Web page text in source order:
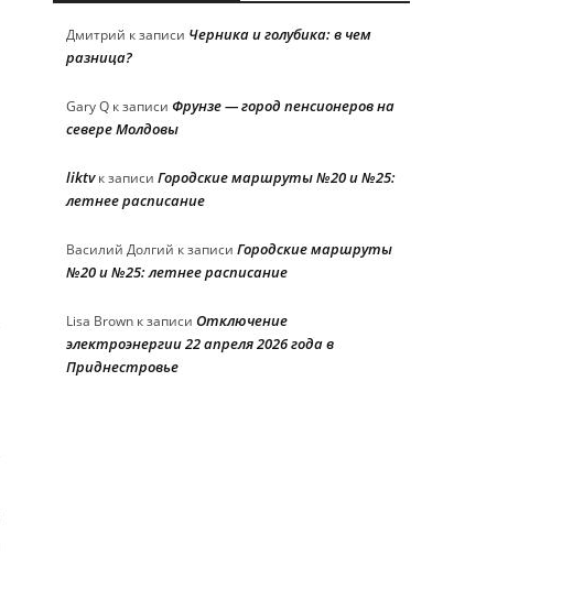
Дмитрий к записи Черника и голубика: в чем
разница?
Gary Q к записи Фрунзе — город пенсионеров на
севере Молдовы
liktvк записи Городские маршруты №20 и №25:
летнее расписание
Василий Долгий к записи Городские маршруты
№20 и №25: летнее расписание
Lisa Brown к записи Отключение
электроэнергии 22 апреля 2026 года в
Приднестровье